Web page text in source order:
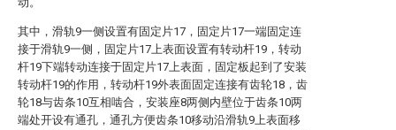
其中，滑轨9一侧设置有固定片17，固定片17一端固定连
接于滑轨9一侧，固定片17上表面设置有转动杆19，转动
杆19下端转动连接于固定片17上表面，固定板起到了安装
转动杆19的作用，转动杆19外表面固定连接有齿轮18，齿
轮18与齿条10互相啮合，安装座8两侧内壁位于齿条10两
端处开设有通孔，通孔方便齿条10移动沿滑轨9上表面移